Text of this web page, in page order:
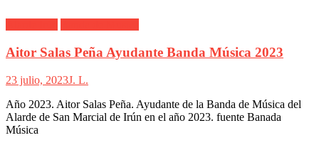
Aitor Salas Peña Ayudante Banda Música 2023
23 julio, 2023J. L.
Año 2023. Aitor Salas Peña. Ayudante de la Banda de Música del
Alarde de San Marcial de Irún en el año 2023. fuente Banada
Música